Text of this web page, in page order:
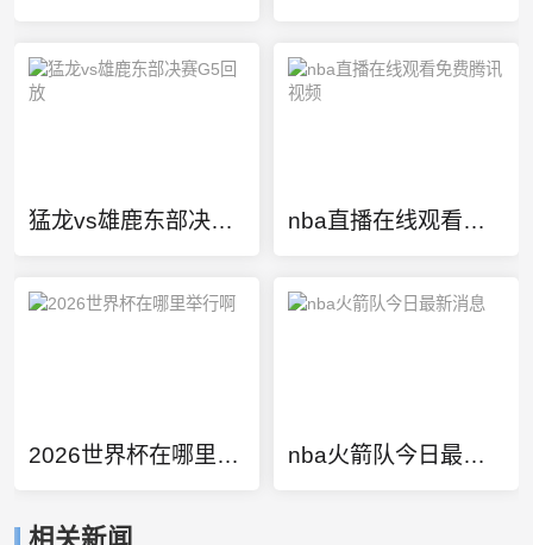
猛龙vs雄鹿东部决赛G5回放 nba直播在线观看免费腾讯视频
2026世界杯在哪里举行啊 nba火箭队今日最新消息